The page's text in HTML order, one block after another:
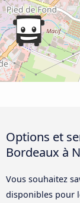
Options et
Bordeaux à
Vous souhaitez
disponibles pour